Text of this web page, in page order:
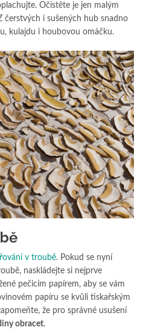
Očistěte je jen malým
čerstvých i sušených hub snadno
kulajdu i houbovou omáčku.
v troubě. Pokud se nyní
naskládejte si nejprve
pečicím papírem, aby se vám
papíru se kvůli tiskařským
že pro správné usušení
obracet.